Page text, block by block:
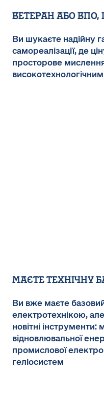
Ветеран або
Ви шукаєте надійну
самореалізації, де
просторове
МАЄТЕ ТЕХНІЧНУ
Ви вже маєте
електротехнікою,
новітні
відновлювальної
промислової
геліосистем